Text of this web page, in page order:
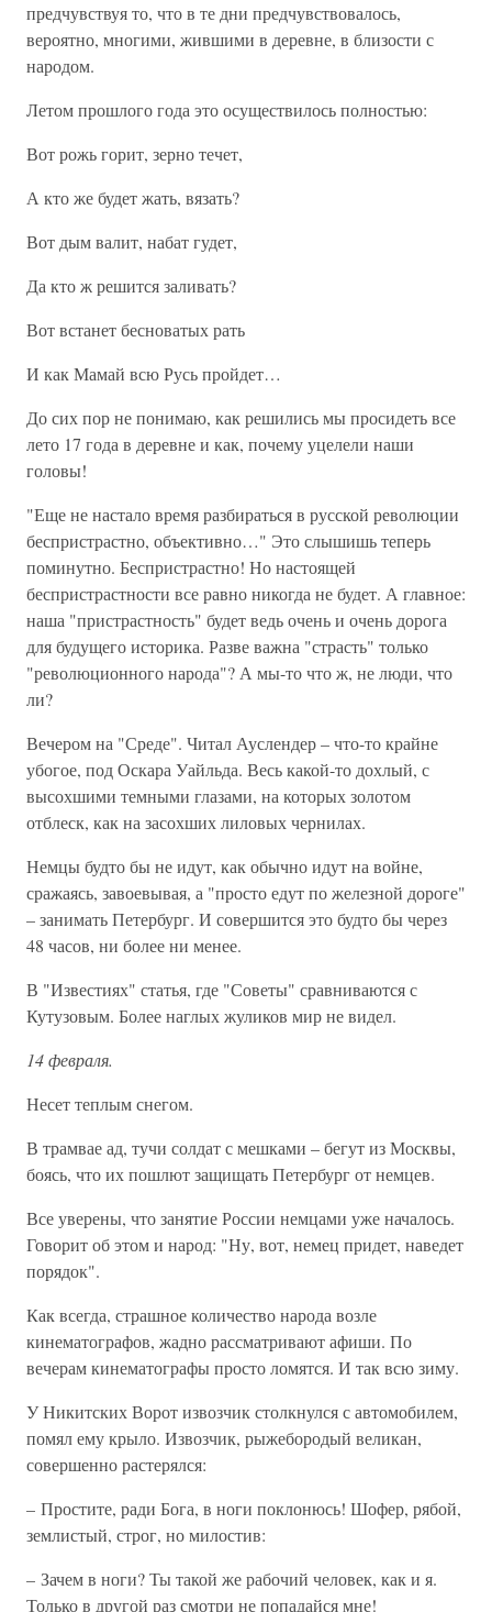
предчувствуя то, что в те дни предчувствовалось,
вероятно, многими, жившими в деревне, в близости с
народом.
Летом прошлого года это осуществилось полностью:
Вот рожь горит, зерно течет,
А кто же будет жать, вязать?
Вот дым валит, набат гудет,
Да кто ж решится заливать?
Вот встанет бесноватых рать
И как Мамай всю Русь пройдет…
До сих пор не понимаю, как решились мы просидеть все
лето 17 года в деревне и как, почему уцелели наши
головы!
"Еще не настало время разбираться в русской революции
беспристрастно, объективно…" Это слышишь теперь
поминутно. Беспристрастно! Но настоящей
беспристрастности все равно никогда не будет. А главное:
наша "пристрастность" будет ведь очень и очень дорога
для будущего историка. Разве важна "страсть" только
"революционного народа"? А мы-то что ж, не люди, что
ли?
Вечером на "Среде". Читал Ауслендер – что-то крайне
убогое, под Оскара Уайльда. Весь какой-то дохлый, с
высохшими темными глазами, на которых золотом
отблеск, как на засохших лиловых чернилах.
Немцы будто бы не идут, как обычно идут на войне,
сражаясь, завоевывая, а "просто едут по железной дороге"
– занимать Петербург. И совершится это будто бы через
48 часов, ни более ни менее.
В "Известиях" статья, где "Советы" сравниваются с
Кутузовым. Более наглых жуликов мир не видел.
14 февраля.
Несет теплым снегом.
В трамвае ад, тучи солдат с мешками – бегут из Москвы,
боясь, что их пошлют защищать Петербург от немцев.
Все уверены, что занятие России немцами уже началось.
Говорит об этом и народ: "Ну, вот, немец придет, наведет
порядок".
Как всегда, страшное количество народа возле
кинематографов, жадно рассматривают афиши. По
вечерам кинематографы просто ломятся. И так всю зиму.
У Никитских Ворот извозчик столкнулся с автомобилем,
помял ему крыло. Извозчик, рыжебородый великан,
совершенно растерялся:
– Простите, ради Бога, в ноги поклонюсь! Шофер, рябой,
землистый, строг, но милостив:
– Зачем в ноги? Ты такой же рабочий человек, как и я.
Только в другой раз смотри не попадайся мне!